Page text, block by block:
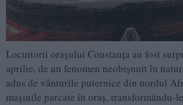
Locuitorii orașului Constanța au fost
aprilie, de un fenomen neobișnuit în
adus de vânturile puternice din nordul
mașinile parcate în oraș, transformându-